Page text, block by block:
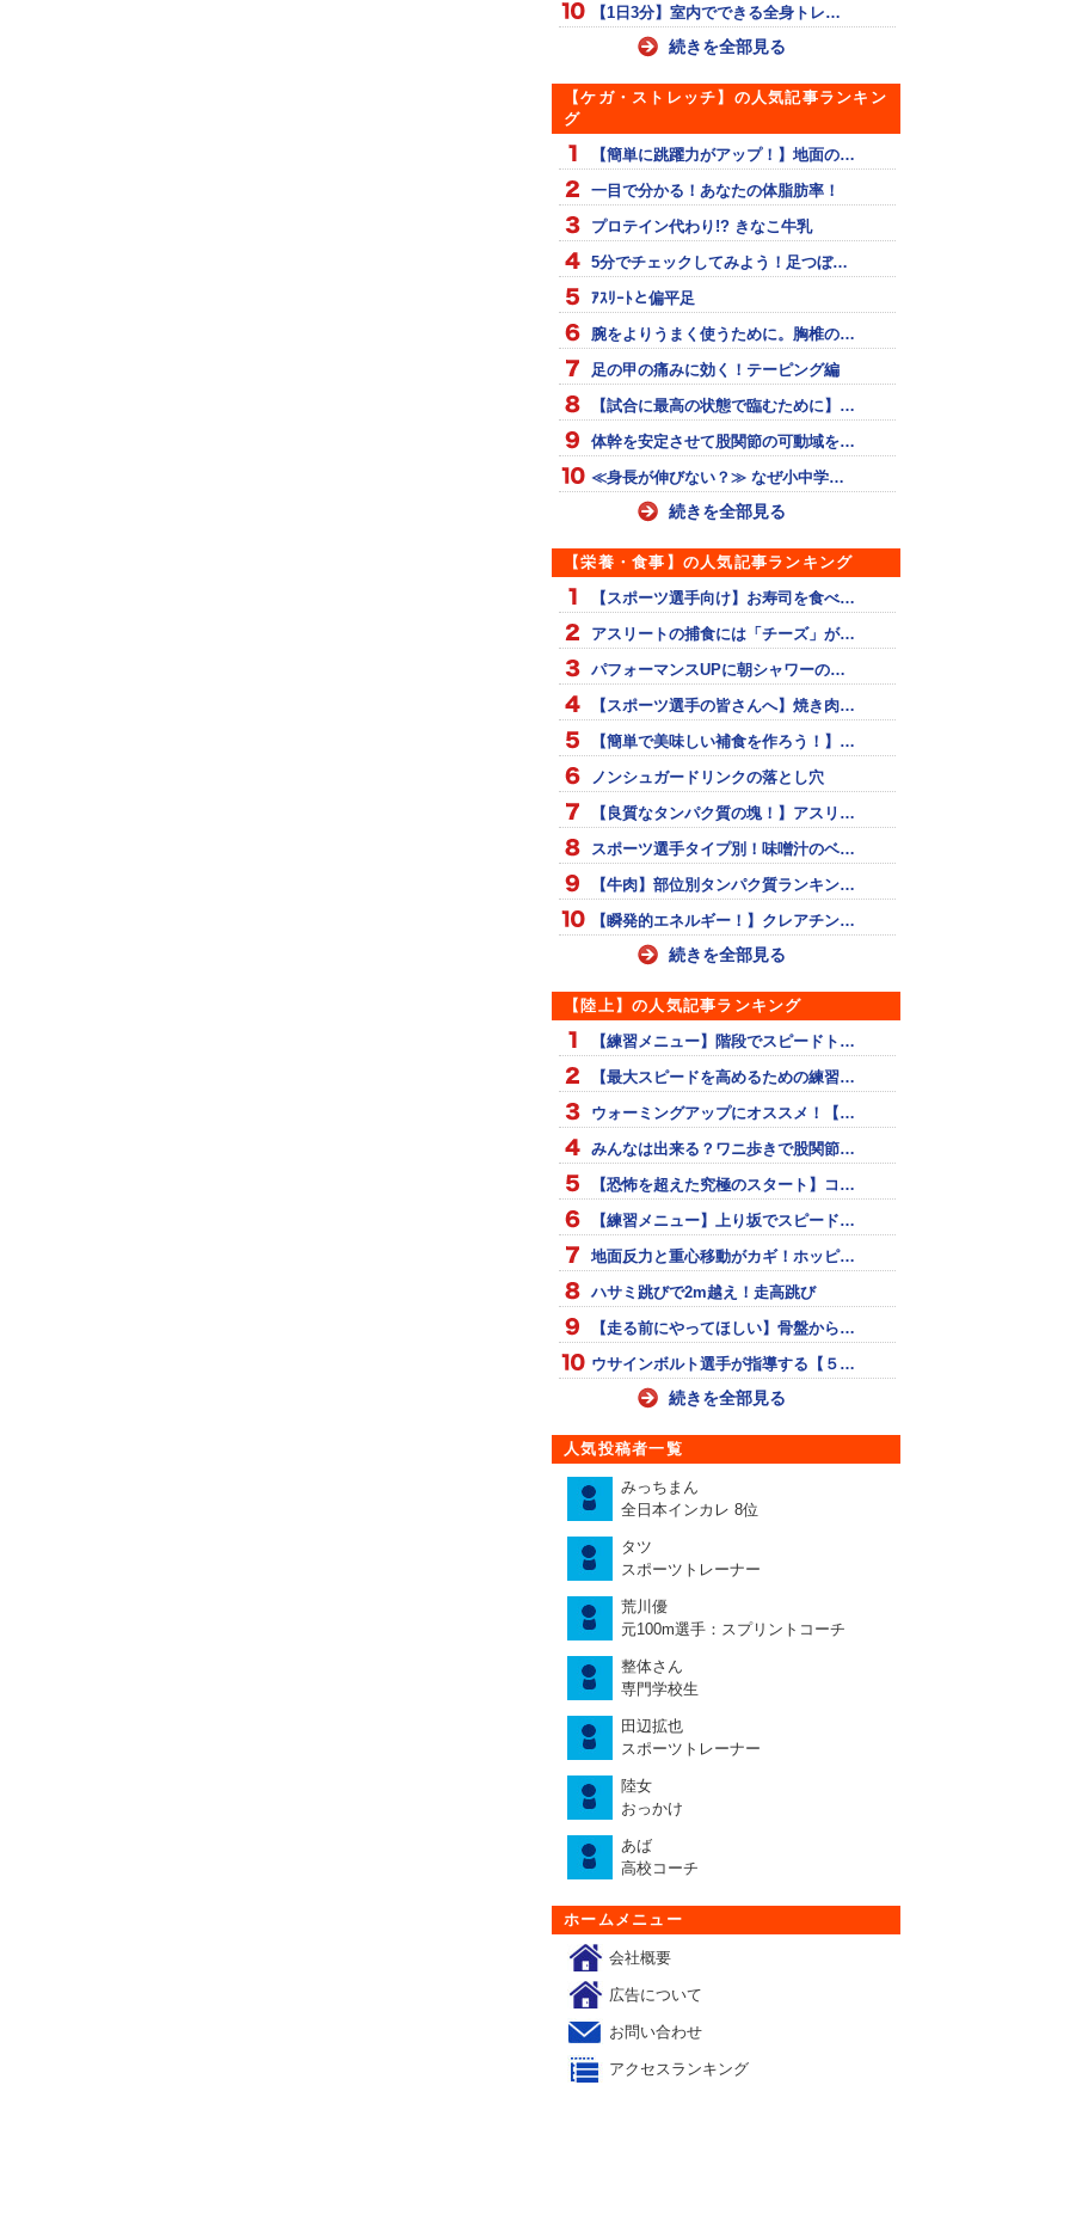
【1日3分】室内でできる全身トレ…
続きを全部見る
【ケガ・ストレッチ】の人気記事ランキン
グ
【簡単に跳躍力がアップ！】地面の…
一目で分かる！あなたの体脂肪率！
プロテイン代わり!? きなこ牛乳
5分でチェックしてみよう！足つぼ…
ｱｽﾘｰﾄと偏平足
腕をよりうまく使うために。胸椎の…
足の甲の痛みに効く！テーピング編
【試合に最高の状態で臨むために】…
体幹を安定させて股関節の可動域を…
≪身長が伸びない？≫ なぜ小中学…
続きを全部見る
【栄養・食事】の人気記事ランキング
【スポーツ選手向け】お寿司を食べ…
アスリートの捕食には「チーズ」が…
パフォーマンスUPに朝シャワーの…
【スポーツ選手の皆さんへ】焼き肉…
【簡単で美味しい補食を作ろう！】…
ノンシュガードリンクの落とし穴
【良質なタンパク質の塊！】アスリ…
スポーツ選手タイプ別！味噌汁のベ…
【牛肉】部位別タンパク質ランキン…
【瞬発的エネルギー！】クレアチン…
続きを全部見る
【陸上】の人気記事ランキング
【練習メニュー】階段でスピードト…
【最大スピードを高めるための練習…
ウォーミングアップにオススメ！【…
みんなは出来る？ワニ歩きで股関節…
【恐怖を超えた究極のスタート】コ…
【練習メニュー】上り坂でスピード…
地面反力と重心移動がカギ！ホッピ…
ハサミ跳びで2m越え！走高跳び
【走る前にやってほしい】骨盤から…
ウサインボルト選手が指導する【５…
続きを全部見る
人気投稿者一覧
みっちまん
全日本インカレ 8位
タツ
スポーツトレーナー
荒川優
元100m選手：スプリントコーチ
整体さん
専門学校生
田辺拡也
スポーツトレーナー
陸女
おっかけ
あば
高校コーチ
ホームメニュー
会社概要
広告について
お問い合わせ
アクセスランキング